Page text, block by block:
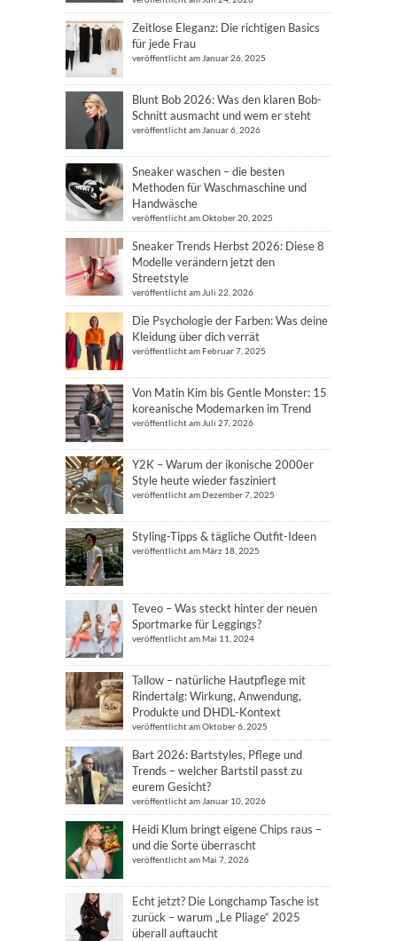
Zeitlose Eleganz: Die richtigen Basics
für jede Frau
veröffentlicht am Januar 26, 2025
Blunt Bob 2026: Was den klaren Bob-
Schnitt ausmacht und wem er steht
veröffentlicht am Januar 6, 2026
Sneaker waschen – die besten
Methoden für Waschmaschine und
Handwäsche
veröffentlicht am Oktober 20, 2025
Sneaker Trends Herbst 2026: Diese 8
Modelle verändern jetzt den
Streetstyle
veröffentlicht am Juli 22, 2026
Die Psychologie der Farben: Was deine
Kleidung über dich verrät
veröffentlicht am Februar 7, 2025
Von Matin Kim bis Gentle Monster: 15
koreanische Modemarken im Trend
veröffentlicht am Juli 27, 2026
Y2K – Warum der ikonische 2000er
Style heute wieder fasziniert
veröffentlicht am Dezember 7, 2025
Styling-Tipps & tägliche Outfit-Ideen
veröffentlicht am März 18, 2025
Teveo – Was steckt hinter der neuen
Sportmarke für Leggings?
veröffentlicht am Mai 11, 2024
Tallow – natürliche Hautpflege mit
Rindertalg: Wirkung, Anwendung,
Produkte und DHDL-Kontext
veröffentlicht am Oktober 6, 2025
Bart 2026: Bartstyles, Pflege und
Trends – welcher Bartstil passt zu
eurem Gesicht?
veröffentlicht am Januar 10, 2026
Heidi Klum bringt eigene Chips raus –
und die Sorte überrascht
veröffentlicht am Mai 7, 2026
Echt jetzt? Die Longchamp Tasche ist
zurück – warum „Le Pliage“ 2025
überall auftaucht